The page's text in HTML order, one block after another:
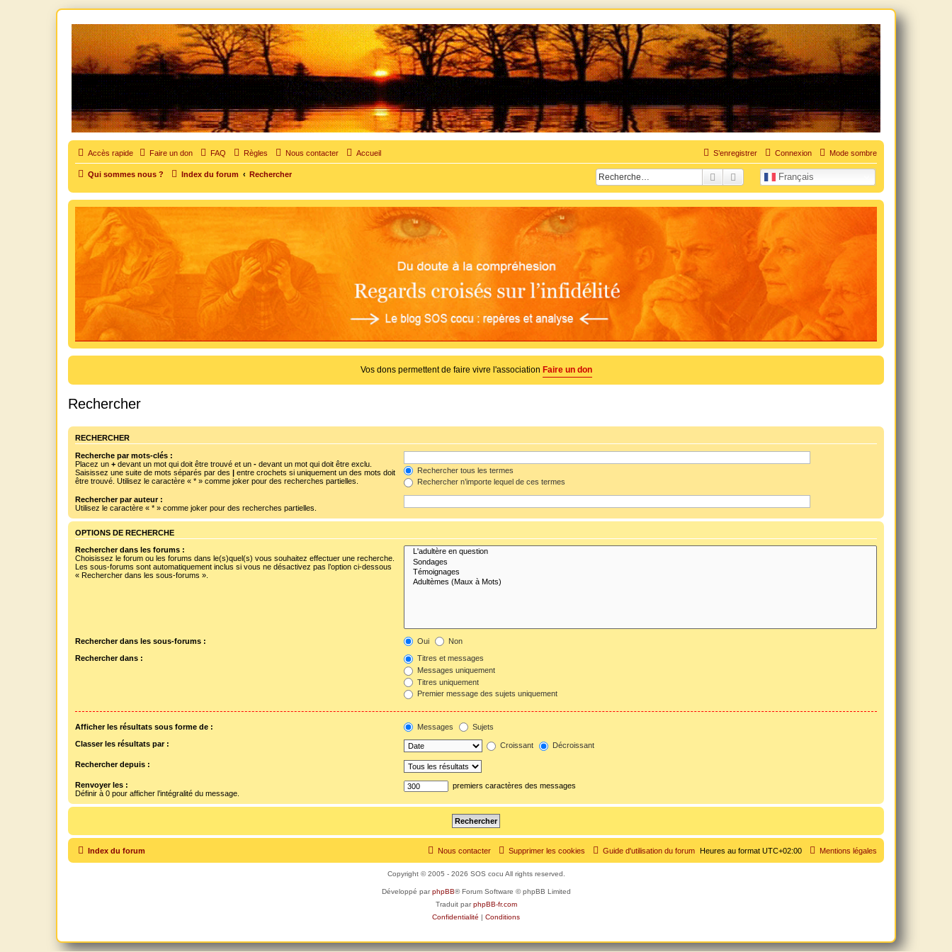
SOS cocu
SOS cocu est une association loi 1901 dont l'objet est le soutien aux victimes d'adultère. Pouvoir parler, se confier, recevoir un soutien moral pour traverser une situation personnelle douloureuse
Accès rapide Mode sombre
Faire un don FAQ Règles Nous contacter Accueil Connexion
S’enregistrer
Qui sommes nous ? Index du forum Rechercher Français
RechercherRecherche avancée
Vos dons permettent de faire vivre l'association Faire un don
Rechercher
RECHERCHER
Recherche par mots-clés :
Placez un + devant un mot qui doit être trouvé et un - devant un mot qui doit être exclu.
Saisissez une suite de mots séparés par des | entre crochets si uniquement un des mots doit
être trouvé. Utilisez le caractère « * » comme joker pour des recherches partielles.
Rechercher tous les termes
Rechercher n’importe lequel de ces termes
Rechercher par auteur :
Utilisez le caractère « * » comme joker pour des recherches partielles.
OPTIONS DE RECHERCHE
Rechercher dans les forums :
Choisissez le forum ou les forums dans le(s)quel(s) vous souhaitez effectuer une recherche.
Les sous-forums sont automatiquement inclus si vous ne désactivez pas l’option ci-dessous
« Rechercher dans les sous-forums ».
Rechercher dans les sous-forums : Oui Non
Rechercher dans :
Titres et messages
Messages uniquement
Titres uniquement
Premier message des sujets uniquement
Afficher les résultats sous forme de : Messages Sujets
Classer les résultats par : Croissant Décroissant
Rechercher depuis :
Renvoyer les :
Définir à 0 pour afficher l’intégralité du message.
premiers caractères des messages
Index du forum Mentions légales
Heures au format UTC+02:00
Guide d'utilisation du forum
Supprimer les cookies
Nous contacter
Copyright © 2005 - 2026 SOS cocu All rights reserved.
Développé parphpBB® Forum Software © phpBB Limited
Traduit parphpBB-fr.com
Confidentialité
Conditions